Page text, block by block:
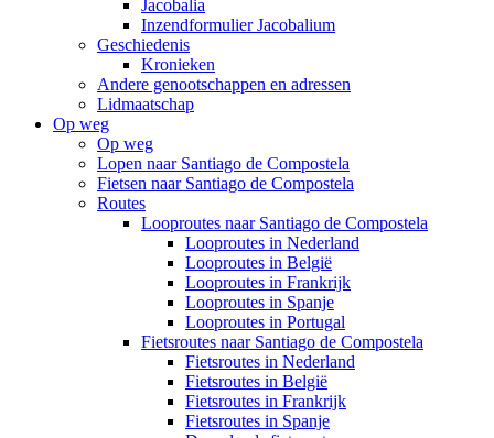
Jacobalia
Inzendformulier Jacobalium
Geschiedenis
Kronieken
Andere genootschappen en adressen
Lidmaatschap
Op weg
Op weg
Lopen naar Santiago de Compostela
Fietsen naar Santiago de Compostela
Routes
Looproutes naar Santiago de Compostela
Looproutes in Nederland
Looproutes in België
Looproutes in Frankrijk
Looproutes in Spanje
Looproutes in Portugal
Fietsroutes naar Santiago de Compostela
Fietsroutes in Nederland
Fietsroutes in België
Fietsroutes in Frankrijk
Fietsroutes in Spanje